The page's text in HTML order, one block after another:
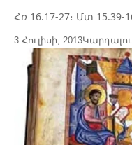
Հռ 16.17-27։ Մտ 15.39-
3 Հուլիսի, 2013Կարդալու